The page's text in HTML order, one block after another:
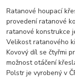
Ratanové houpací
provedení ratanové
ratanové konstrukce
Velikost ratanového
Kovový díl se čtyřmi
možnost otáčení
Polstr je vyrobený v